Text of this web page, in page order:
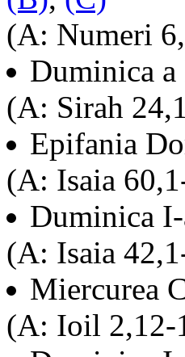
(A: Numeri
Duminica
(A: Sirah
Epifania
(A: Isaia
Duminica
(A: Isaia
Miercurea
(A: Ioil 2,12-